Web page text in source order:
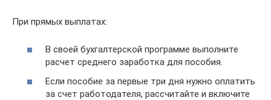
При прямых выплатах:
В своей бухгалтерской программе выполните
расчет среднего заработка для пособия.
Если пособие за первые три дня нужно оплатить
за счет работодателя, рассчитайте и включите